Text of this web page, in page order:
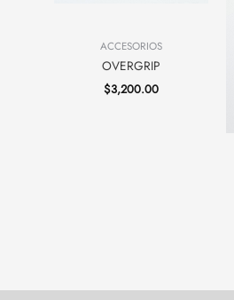
ACCESORIOS
OVERGRIP
$3,200.00